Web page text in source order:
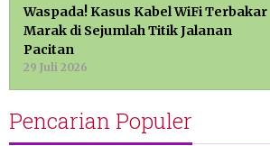
Waspada! Kasus Kabel WiFi Terbakar
Marak di Sejumlah Titik Jalanan
Pacitan
29 Juli 2026
Pencarian Populer